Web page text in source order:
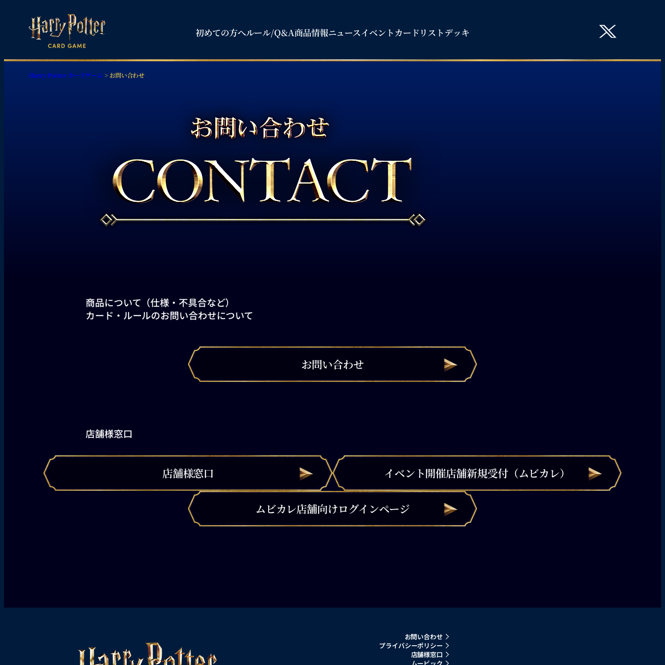
初めての方へルール/Q&A商品情報ニュースイベント カードリストデッキ
Harry Potter カードゲーム >お問い合わせ
商品について（仕様・不具合など）
カード・ルールのお問い合わせについて
お問い合わせ
店舗様窓口
店舗様窓口 イベント開催店舗新規受付（ムビカレ）
ムビカレ店舗向けログインページ
お問い合わせ
プライバシーポリシー
店舗様窓口
ムービック